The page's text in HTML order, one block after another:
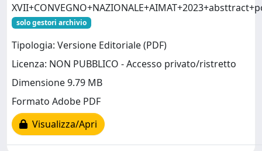
solo gestori archivio
Tipologia: Versione Editoriale (PDF)
Licenza: NON PUBBLICO - Accesso privato/ristretto
Dimensione 9.79 MB
Formato Adobe PDF
Visualizza/Apri